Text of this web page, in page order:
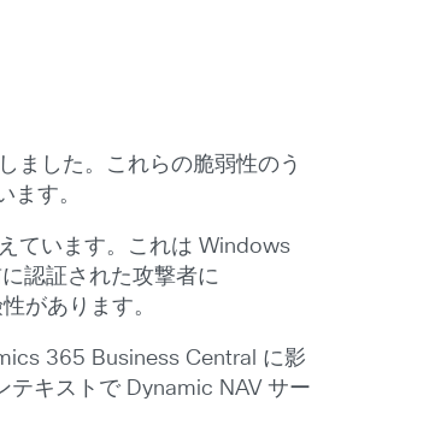
ました。これらの脆弱性のう
ます。
ています。これは Windows
認証された攻撃者に
があります。
365 Business Central に影
テキストで Dynamic NAV サー